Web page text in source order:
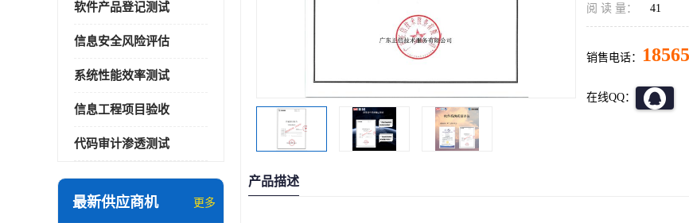
软件产品登记测试
信息安全风险评估
系统性能效率测试
信息工程项目验收
代码审计渗透测试
最新供应商机 更多
阅 读 量： 41
销售电话：
在线QQ：
产品描述